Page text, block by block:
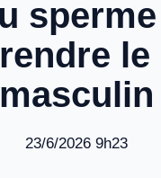
le
masculin
23/6/2026 9h23